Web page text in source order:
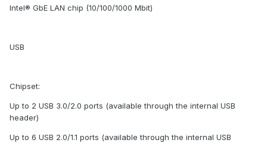
Intel® GbE LAN chip (10/100/1000 Mbit)
USB
Chipset:
Up to 2 USB 3.0/2.0 ports (available through the internal USB
header)
Up to 6 USB 2.0/1.1 ports (available through the internal USB